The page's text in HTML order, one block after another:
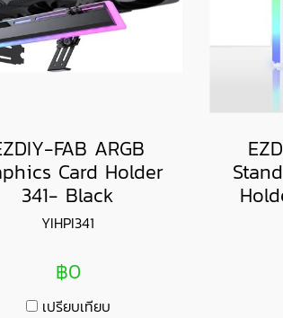
FAB ARGB
Card Holder
341- Black
YIHPI341
฿0
เปรียบเทียบ